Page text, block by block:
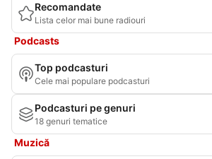
Recomandate
Lista celor mai bune radiouri
Podcasts
Top podcasturi
Cele mai populare podcasturi
Podcasturi pe genuri
18 genuri tematice
Muzică